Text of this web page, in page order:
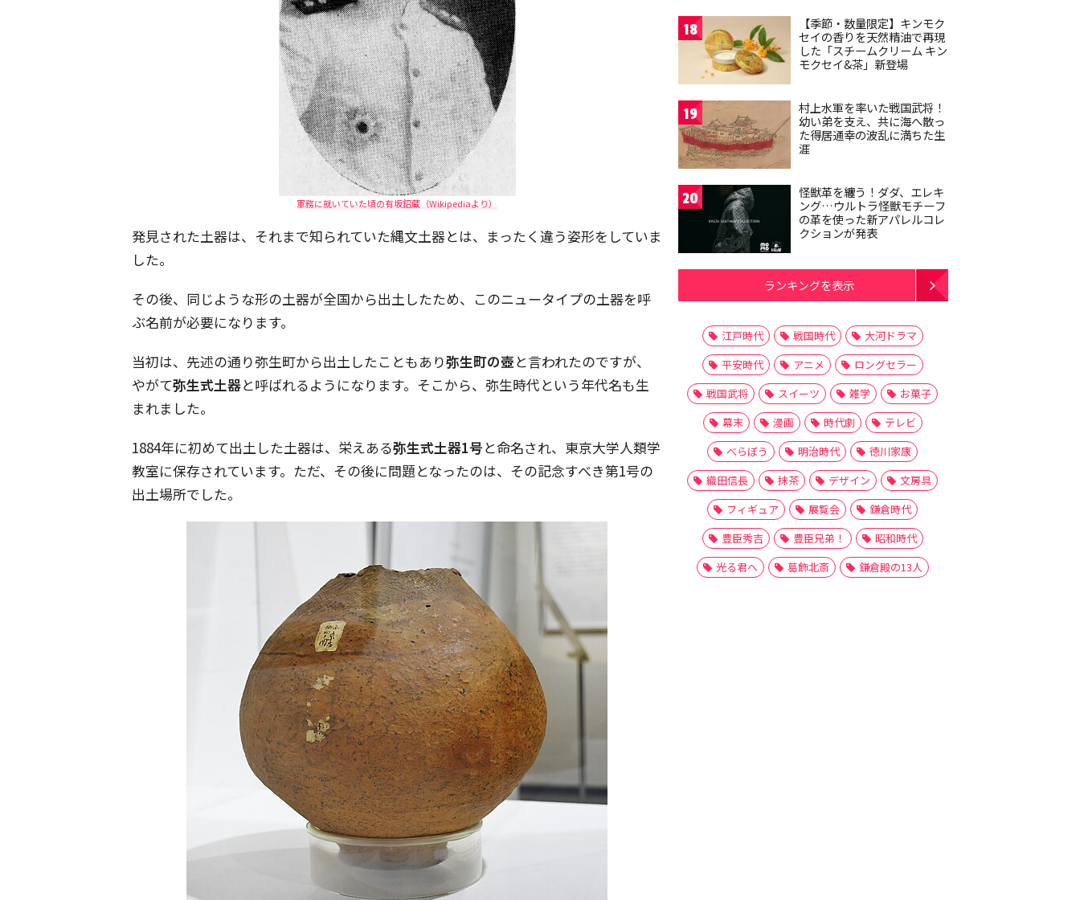
軍務に就いていた頃の有坂鉊蔵（Wikipediaより）
発見された土器は、それまで知られていた縄文土器とは、まったく違う姿形をしていま
した。
その後、同じような形の土器が全国から出土したため、このニュータイプの土器を呼
ぶ名前が必要になります。
当初は、先述の通り弥生町から出土したこともあり弥生町の壺と言われたのですが、
やがて弥生式土器と呼ばれるようになります。そこから、弥生時代という年代名も生
まれました。
1884年に初めて出土した土器は、栄えある弥生式土器1号と命名され、東京大学人類学
教室に保存されています。ただ、その後に問題となったのは、その記念すべき第1号の
出土場所でした。
18
【季節・数量限定】キンモク
セイの香りを天然精油で再現
した「スチームクリーム キン
モクセイ&茶」新登場
19
村上水軍を率いた戦国武将！
幼い弟を支え、共に海へ散っ
た得居通幸の波乱に満ちた生
涯
20
怪獣革を纏う！ダダ、エレキ
ング…ウルトラ怪獣モチーフ
の革を使った新アパレルコレ
クションが発表
ランキングを表示
江戸時代 戦国時代
大河ドラマ
平安時代
アニメ
ロングセラー
戦国武将
スイーツ 雑学
お菓子
幕末
漫画 時代劇
テレビ
べらぼう
明治時代
徳川家康
織田信長
抹茶 デザイン
文房具
フィギュア
展覧会
鎌倉時代
豊臣秀吉
豊臣兄弟！
昭和時代
光る君へ
葛飾北斎 鎌倉殿の13人